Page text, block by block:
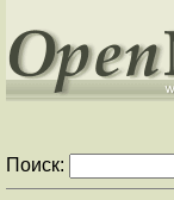
Поиск: